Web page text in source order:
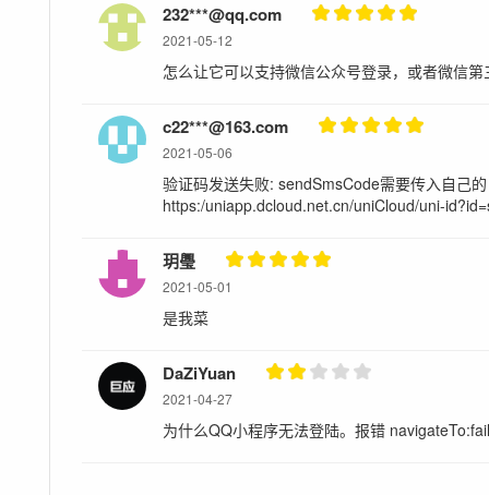
232***@qq.com
2021-05-12
怎么让它可以支持微信公众号登录，或者微信
c22***@163.com
2021-05-06
验证码发送失败: sendSmsCode需要传入自己
https:/uniapp.dcloud.net.cn/uniCloud/uni-
玥璺
2021-05-01
是我菜
DaZiYuan
2021-04-27
为什么QQ小程序无法登陆。报错